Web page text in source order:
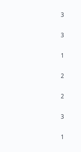
3
3
1
2
2
3
1